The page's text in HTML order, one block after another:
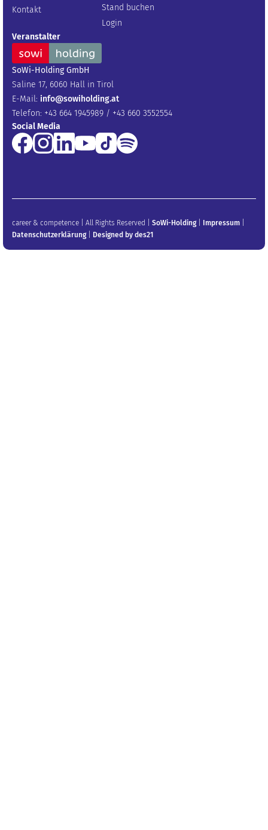
Kontakt
Stand buchen
Login
Veranstalter
SoWi-Holding GmbH
Saline 17, 6060 Hall in Tirol
E-Mail: info@sowiholding.at
Telefon: +43 664 1945989 / +43 660 3552554
Social Media
career & competence | All Rights Reserved | SoWi-Holding| Impressum
Datenschutzerklärung| Designed by des21